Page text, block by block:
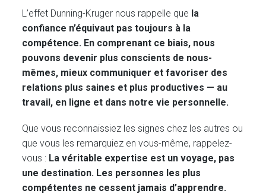
L’effet Dunning-Kruger nous rappelle que la
confiance n’équivaut pas toujours à la
compétence. En comprenant ce biais, nous
pouvons devenir plus conscients de nous-
mêmes, mieux communiquer et favoriser des
relations plus saines et plus productives — au
travail, en ligne et dans notre vie personnelle.
Que vous reconnaissiez les signes chez les autres ou
que vous les remarquiez en vous-même, rappelez-
vous : La véritable expertise est un voyage, pas
une destination. Les personnes les plus
compétentes ne cessent jamais d’apprendre.